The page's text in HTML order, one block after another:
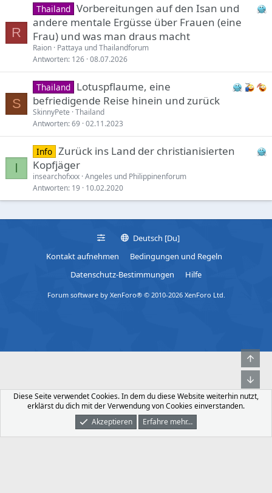
R
Thailand Vorbereitungen auf den Isan und
andere mentale Ergüsse über Frauen (eine
Frau) und was man draus macht
Raion Pattaya und Thailandforum
Antworten 126 08.07.2026
S
Thailand Lotuspflaume, eine
befriedigende Reise hinein und zurück
SkinnyPete Thailand
Antworten 69 02.11.2023
I
Info Zurück ins Land der christianisierten
Kopfjäger
insearchofxxx Angeles und Philippinenforum
Antworten 19 10.02.2020
Deutsch [Du]
Kontakt aufnehmen
Bedingungen und Regeln
Datenschutz-Bestimmungen
Hilfe
Forum software by XenForo® © 2010-2026 XenForo Ltd.
Was Ist Neu Dunkler Modus Anmelden
Diese Seite verwendet Cookies. In dem du diese Website weiterhin nutzt,
erklärst du dich mit der Verwendung von Cookies einverstanden.
Akzeptieren
Erfahre mehr…